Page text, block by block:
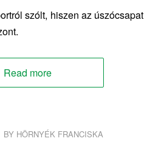
szólt, hiszen az úszócsapat
Read more
BY HÖRNYÉK FRANCISKA